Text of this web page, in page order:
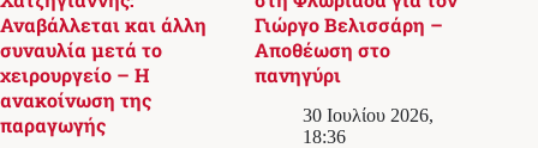
Αναβάλλεται και άλλη
συναυλία μετά το
χειρουργείο – Η
ανακοίνωση της
παραγωγής
Γιώργο Βελισσάρη –
Αποθέωση στο
πανηγύρι
30 Ιουλίου 2026,
18:36